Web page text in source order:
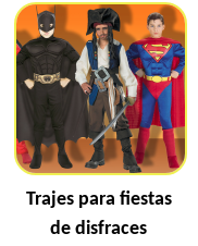
Trajes para fiestas
de disfraces